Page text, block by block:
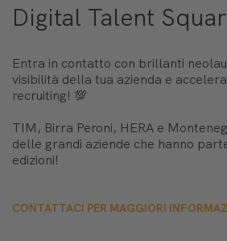
Digital Talent
Entra in contatto con brillanti
visibilità della tua azienda e
recruiting! 💯
TIM, Birra Peroni, HERA e
delle grandi aziende che hanno
edizioni!
CONTATTACI PER MAGGIORI